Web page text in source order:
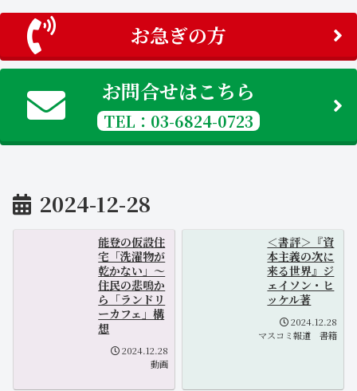
お急ぎの方
お問合せはこちら
TEL：03-6824-0723
2024-12-28
能登の仮設住
宅「洗濯物が
乾かない」〜
住民の悲鳴か
ら「ランドリ
ーカフェ」構
想
2024.12.28
動画
＜書評＞『資
本主義の次に
来る世界』ジ
ェイソン・ヒ
ッケル著
2024.12.28
マスコミ報道
書籍